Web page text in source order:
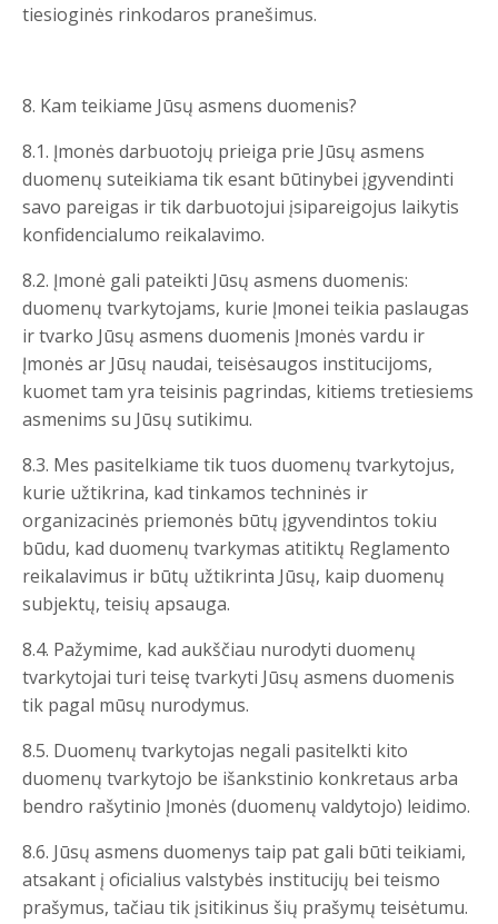
tiesioginės rinkodaros pranešimus.
8. Kam teikiame Jūsų asmens duomenis?
8.1. Įmonės darbuotojų prieiga prie Jūsų asmens
duomenų suteikiama tik esant būtinybei įgyvendinti
savo pareigas ir tik darbuotojui įsipareigojus laikytis
konfidencialumo reikalavimo.
8.2. Įmonė gali pateikti Jūsų asmens duomenis:
duomenų tvarkytojams, kurie Įmonei teikia paslaugas
ir tvarko Jūsų asmens duomenis Įmonės vardu ir
Įmonės ar Jūsų naudai, teisėsaugos institucijoms,
kuomet tam yra teisinis pagrindas, kitiems tretiesiems
asmenims su Jūsų sutikimu.
8.3. Mes pasitelkiame tik tuos duomenų tvarkytojus,
kurie užtikrina, kad tinkamos techninės ir
organizacinės priemonės būtų įgyvendintos tokiu
būdu, kad duomenų tvarkymas atitiktų Reglamento
reikalavimus ir būtų užtikrinta Jūsų, kaip duomenų
subjektų, teisių apsauga.
8.4. Pažymime, kad aukščiau nurodyti duomenų
tvarkytojai turi teisę tvarkyti Jūsų asmens duomenis
tik pagal mūsų nurodymus.
8.5. Duomenų tvarkytojas negali pasitelkti kito
duomenų tvarkytojo be išankstinio konkretaus arba
bendro rašytinio Įmonės (duomenų valdytojo) leidimo.
8.6. Jūsų asmens duomenys taip pat gali būti teikiami,
atsakant į oficialius valstybės institucijų bei teismo
prašymus, tačiau tik įsitikinus šių prašymų teisėtumu.